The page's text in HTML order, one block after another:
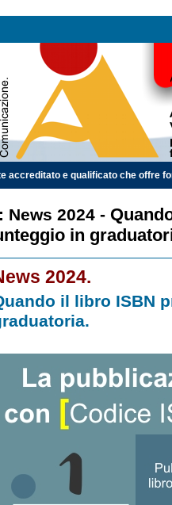
accreditato e qualificato che offre
News 2024 -
in
2024.
il libro ISBN